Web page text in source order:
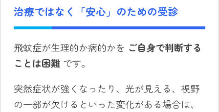
治療ではなく「安心」のための受診
飛蚊症が生理的か病的かを ご自身で判断する
ことは困難です。
突然症状が強くなったり、光が見える、視野
の一部が欠けるといった変化がある場合は、